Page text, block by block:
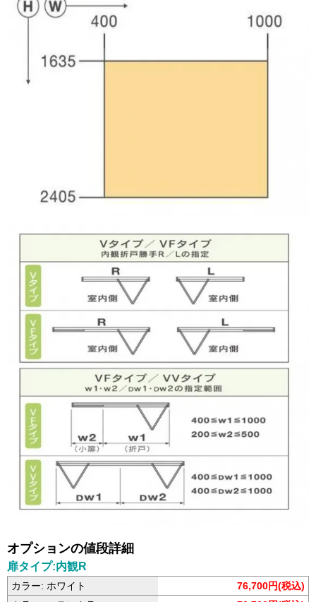
オプションの値段詳細
扉タイプ:内観R
カラー: ホワイト
76,700円(税込)